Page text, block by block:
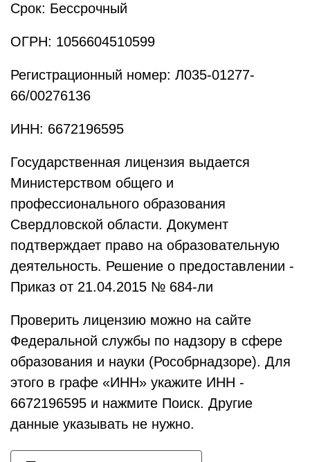
Срок: Бессрочный
ОГРН: 1056604510599
Регистрационный номер: Л035-01277-
66/00276136
ИНН: 6672196595
Государственная лицензия выдается
Министерством общего и
профессионального образования
Свердловской области. Документ
подтверждает право на образовательную
деятельность. Решение о предоставлении -
Приказ от 21.04.2015 № 684-ли
Проверить лицензию можно на сайте
Федеральной службы по надзору в сфере
образования и науки (Рособрнадзоре). Для
этого в графе «ИНН» укажите ИНН -
6672196595 и нажмите Поиск. Другие
данные указывать не нужно.